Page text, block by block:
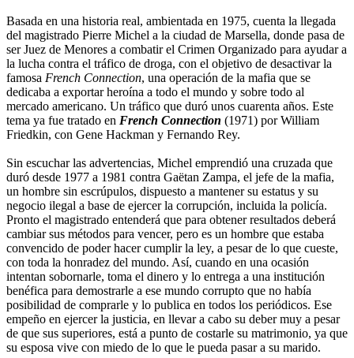
Basada en una historia real, ambientada en 1975, cuenta la llegada
del magistrado Pierre Michel a la ciudad de Marsella, donde pasa de
ser Juez de Menores a combatir el Crimen Organizado para ayudar a
la lucha contra el tráfico de droga, con el objetivo de desactivar la
famosa French Connection, una operación de la mafia que se
dedicaba a exportar heroína a todo el mundo y sobre todo al
mercado americano. Un tráfico que duró unos cuarenta años. Este
tema ya fue tratado en French Connection (1971) por William
Friedkin, con Gene Hackman y Fernando Rey.
Sin escuchar las advertencias, Michel emprendió una cruzada que
duró desde 1977 a 1981 contra Gaëtan Zampa, el jefe de la mafia,
un hombre sin escrúpulos, dispuesto a mantener su estatus y su
negocio ilegal a base de ejercer la corrupción, incluida la policía.
Pronto el magistrado entenderá que para obtener resultados deberá
cambiar sus métodos para vencer, pero es un hombre que estaba
convencido de poder hacer cumplir la ley, a pesar de lo que cueste,
con toda la honradez del mundo. Así, cuando en una ocasión
intentan sobornarle, toma el dinero y lo entrega a una institución
benéfica para demostrarle a ese mundo corrupto que no había
posibilidad de comprarle y lo publica en todos los periódicos. Ese
empeño en ejercer la justicia, en llevar a cabo su deber muy a pesar
de que sus superiores, está a punto de costarle su matrimonio, ya que
su esposa vive con miedo de lo que le pueda pasar a su marido.